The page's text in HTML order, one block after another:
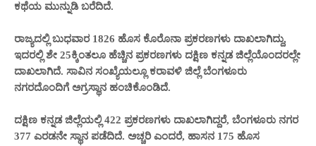
ಕಥೆಯ ಮುನ್ನುಡಿ ಬರೆದಿದೆ.
ರಾಜ್ಯದಲ್ಲಿ ಬುಧವಾರ 1826 ಹೊಸ ಕೊರೊನಾ ಪ್ರಕರಣಗಳು ದಾಖಲಾಗಿದ್ದು,
ಇದರಲ್ಲಿ ಶೇ 25ಕ್ಕಿಂತಲೂ ಹೆಚ್ಚಿನ ಪ್ರಕರಣಗಳು ದಕ್ಷಿಣ ಕನ್ನಡ ಜಿಲ್ಲೆಯೊಂದರಲ್ಲೇ
ದಾಖಲಾಗಿದೆ. ಸಾವಿನ ಸಂಖ್ಯೆಯಲ್ಲೂ ಕರಾವಳಿ ಜಿಲ್ಲೆ ಬೆಂಗಳೂರು
ನಗರದೊಂದಿಗೆ ಅಗ್ರಸ್ಥಾನ ಹಂಚಿಕೊಂಡಿದೆ.
ದಕ್ಷಿಣ ಕನ್ನಡ ಜಿಲ್ಲೆಯಲ್ಲಿ 422 ಪ್ರಕರಣಗಳು ದಾಖಲಾಗಿದ್ದರೆ, ಬೆಂಗಳೂರು ನಗರ
377 ಎರಡನೇ ಸ್ಥಾನ ಪಡೆದಿದೆ. ಅಚ್ಚರಿ ಎಂದರೆ, ಹಾಸನ 175 ಹೊಸ